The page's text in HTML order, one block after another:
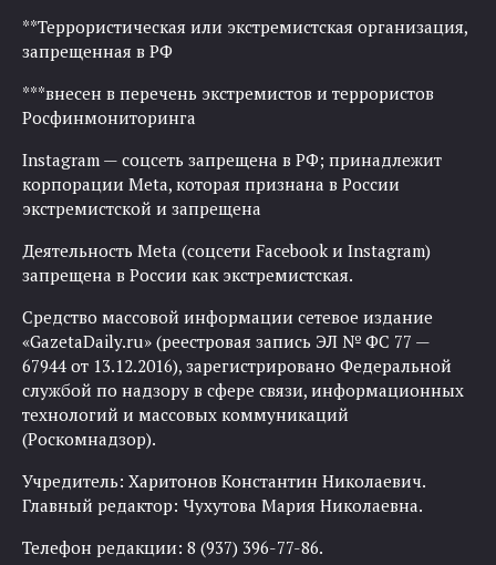
**Террористическая или экстремистская организация,
запрещенная в РФ
***внесен в перечень экстремистов и террористов
Росфинмониторинга
Instagram — соцсеть запрещена в РФ; принадлежит
корпорации Meta, которая признана в России
экстремистской и запрещена
Деятельность Meta (соцсети Facebook и Instagram)
запрещена в России как экстремистская.
Средство массовой информации сетевое издание
«GazetaDaily.ru» (реестровая запись ЭЛ № ФС 77 —
67944 от 13.12.2016), зарегистрировано Федеральной
службой по надзору в сфере связи, информационных
технологий и массовых коммуникаций
(Роскомнадзор).
Учредитель: Харитонов Константин Николаевич.
Главный редактор: Чухутова Мария Николаевна.
Телефон редакции: 8 (937) 396-77-86.